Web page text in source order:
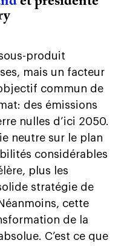
produit
mais un facteur
commun de
des émissions
nulles d’ici 2050.
neutre sur le plan
considérables
plus les
stratégie de
cette
de la
C’est ce que